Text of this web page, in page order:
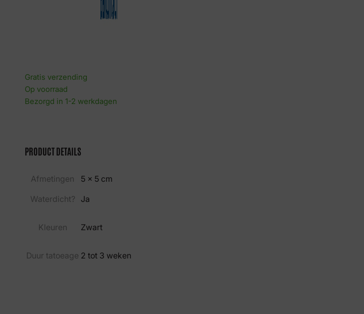
Gratis verzending
Op voorraad
Bezorgd in 1-2 werkdagen
PRODUCT DETAILS
Afmetingen
5 × 5 cm
Waterdicht?
Ja
Kleuren Zwart
Duur tatoeage 2 tot 3 weken